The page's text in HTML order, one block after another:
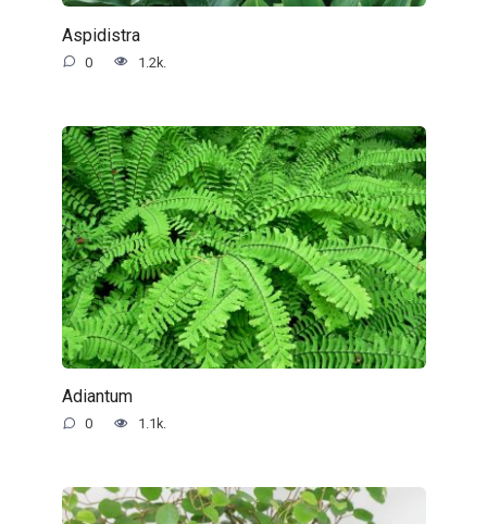
Aspidistra
0 1.2k.
Adiantum
0 1.1k.